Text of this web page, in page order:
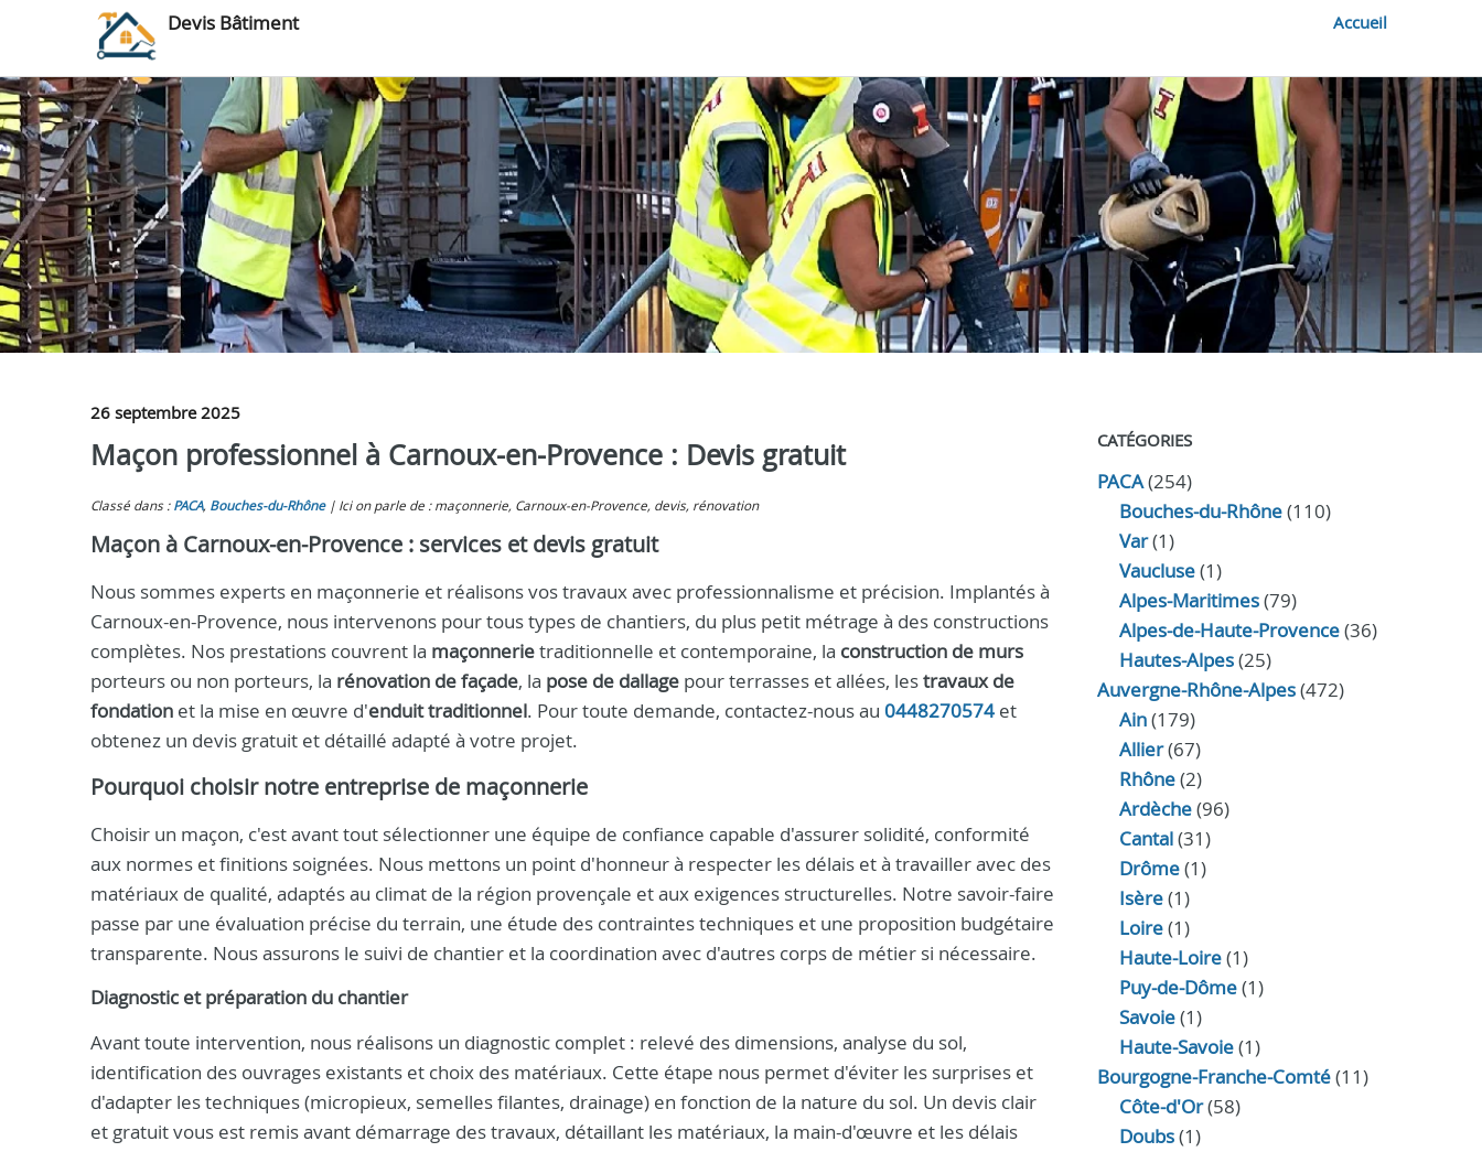
Devis Bâtiment Accueil
26 septembre 2025
Maçon professionnel à Carnoux-en-Provence : Devis gratuit
Classé dans : PACA, Bouches-du-Rhône Ici on parle de : maçonnerie, Carnoux-en-Provence, devis, rénovation
Maçon à Carnoux-en-Provence : services et devis gratuit
Nous sommes experts en maçonnerie et réalisons vos travaux avec professionnalisme et précision. Implantés à
Carnoux-en-Provence, nous intervenons pour tous types de chantiers, du plus petit métrage à des constructions
complètes. Nos prestations couvrent la maçonnerietraditionnelle et contemporaine, la construction de murs
porteurs ou non porteurs, la rénovation de façade, la pose de dallage pour terrasses et allées, lestravaux de
fondation et la mise en œuvre d'enduit traditionnel. Pour toute demande, contactez-nous au 0448270574 et
obtenez un devis gratuit et détaillé adapté à votre projet.
Pourquoi choisir notre entreprise de maçonnerie
Choisir un maçon, c'est avant tout sélectionner une équipe de confiance capable d'assurer solidité, conformité
aux normes et finitions soignées. Nous mettons un point d'honneur à respecter les délais et à travailler avec des
matériaux de qualité, adaptés au climat de la région provençale et aux exigences structurelles. Notre savoir-faire
passe par une évaluation précise du terrain, une étude des contraintes techniques et une proposition budgétaire
transparente. Nous assurons le suivi de chantier et la coordination avec d'autres corps de métier si nécessaire.
Diagnostic et préparation du chantier
Avant toute intervention, nous réalisons un diagnostic complet : relevé des dimensions, analyse du sol,
identification des ouvrages existants et choix des matériaux. Cette étape nous permet d'éviter les surprises et
d'adapter les techniques (micropieux, semelles filantes, drainage) en fonction de la nature du sol. Un devis clair
et gratuit vous est remis avant démarrage des travaux, détaillant les matériaux, la main-d'œuvre et les délais
CATÉGORIES
PACA(254)
Bouches-du-Rhône(110)
Var(1)
Vaucluse(1)
Alpes-Maritimes(79)
Alpes-de-Haute-Provence(36)
Hautes-Alpes(25)
Auvergne-Rhône-Alpes(472)
Ain(179)
Allier(67)
Rhône(2)
Ardèche(96)
Cantal(31)
Drôme(1)
Isère(1)
Loire(1)
Haute-Loire(1)
Puy-de-Dôme(1)
Savoie(1)
Haute-Savoie(1)
Bourgogne-Franche-Comté(11)
Côte-d'Or(58)
Doubs(1)